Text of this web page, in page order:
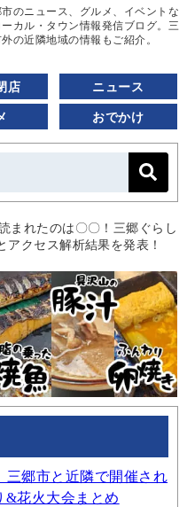
のニュース、グルメ、イベントな
カル・タウン情報発信ブログ。三
の近隣地域の情報もご紹介。
店 ニュース
おでかけ
まれたのは〇〇！三郷ぐらし
アクセス解析結果を発表！
三郷市と近隣で開催され
&花火大会まとめ